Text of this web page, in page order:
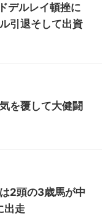
デルレイ頓挫に
引退そして出資
を覆して大健闘
2頭の3歳馬が中
出走